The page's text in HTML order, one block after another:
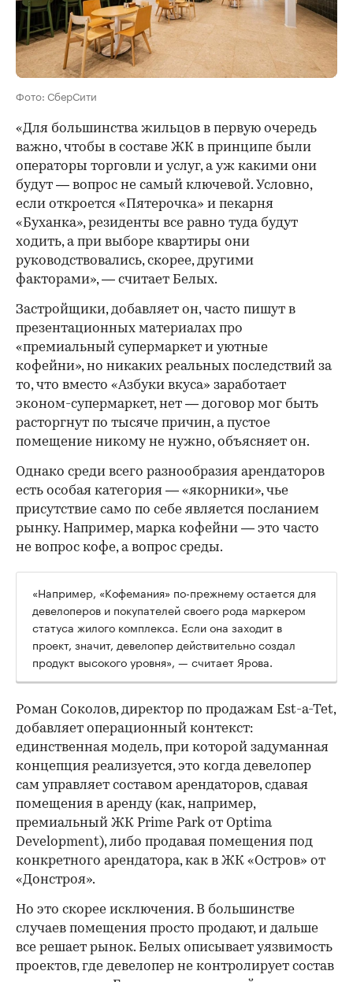
Фото: СберСити
«Для большинства жильцов в первую очередь
важно, чтобы в составе ЖК в принципе были
операторы торговли и услуг, а уж какими они
будут — вопрос не самый ключевой. Условно,
если откроется «Пятерочка» и пекарня
«Буханка», резиденты все равно туда будут
ходить, а при выборе квартиры они
руководствовались, скорее, другими
факторами», — считает Белых.
Застройщики, добавляет он, часто пишут в
презентационных материалах про
«премиальный супермаркет и уютные
кофейни», но никаких реальных последствий за
то, что вместо «Азбуки вкуса» заработает
эконом-супермаркет, нет — договор мог быть
расторгнут по тысяче причин, а пустое
помещение никому не нужно, объясняет он.
Однако среди всего разнообразия арендаторов
есть особая категория — «якорники», чье
присутствие само по себе является посланием
рынку. Например, марка кофейни — это часто
не вопрос кофе, а вопрос среды.
«Например, «Кофемания» по-прежнему остается для
девелоперов и покупателей своего рода маркером
статуса жилого комплекса. Если она заходит в
проект, значит, девелопер действительно создал
продукт высокого уровня», — считает Ярова.
Роман Соколов, директор по продажам Est-a-Tet,
добавляет операционный контекст:
единственная модель, при которой задуманная
концепция реализуется, это когда девелопер
сам управляет составом арендаторов, сдавая
помещения в аренду (как, например,
премиальный ЖК Prime Park от Optima
Development), либо продавая помещения под
конкретного арендатора, как в ЖК «Остров» от
«Донстроя».
Но это скорее исключения. В большинстве
случаев помещения просто продают, и дальше
все решает рынок. Белых описывает уязвимость
проектов, где девелопер не контролирует состав